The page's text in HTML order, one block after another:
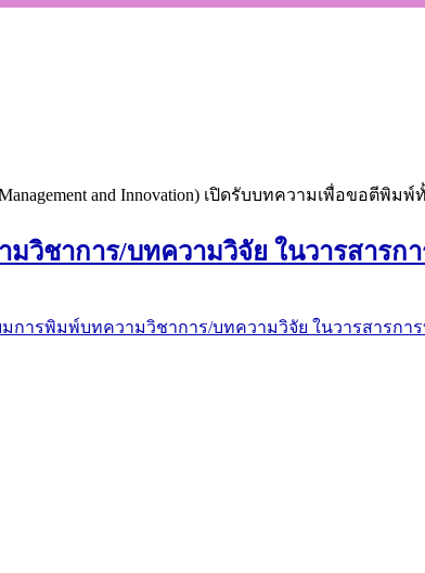
and Innovation) เปิดรับบทความเพื่อขอตีพิ
วิชาการ/บทความวิจัย ในวารสารก
มการพิมพ์บทความวิชาการ/บทความวิจัย ในวารสารกา